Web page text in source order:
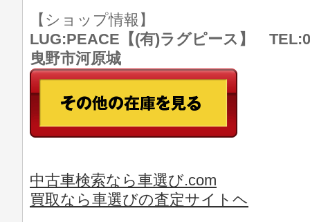
【ショップ情報】
LUG:PEACE【(有)ラグピース】
曳野市河原城
中古車検索なら車選び.com
買取なら車選びの査定サイトヘ